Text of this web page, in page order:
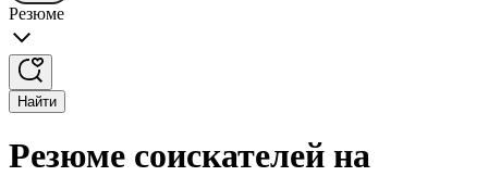
Резюме
Найти
Резюме соискателей на